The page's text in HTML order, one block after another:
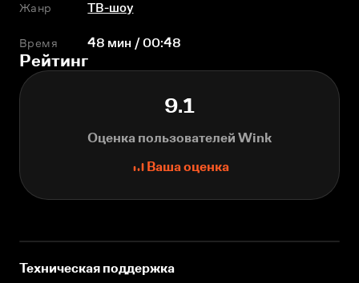
Жанр ТВ-шоу
Время 48 мин / 00:48
Рейтинг
9.1
Оценка пользователей Wink
Ваша оценка
Техническая поддержка